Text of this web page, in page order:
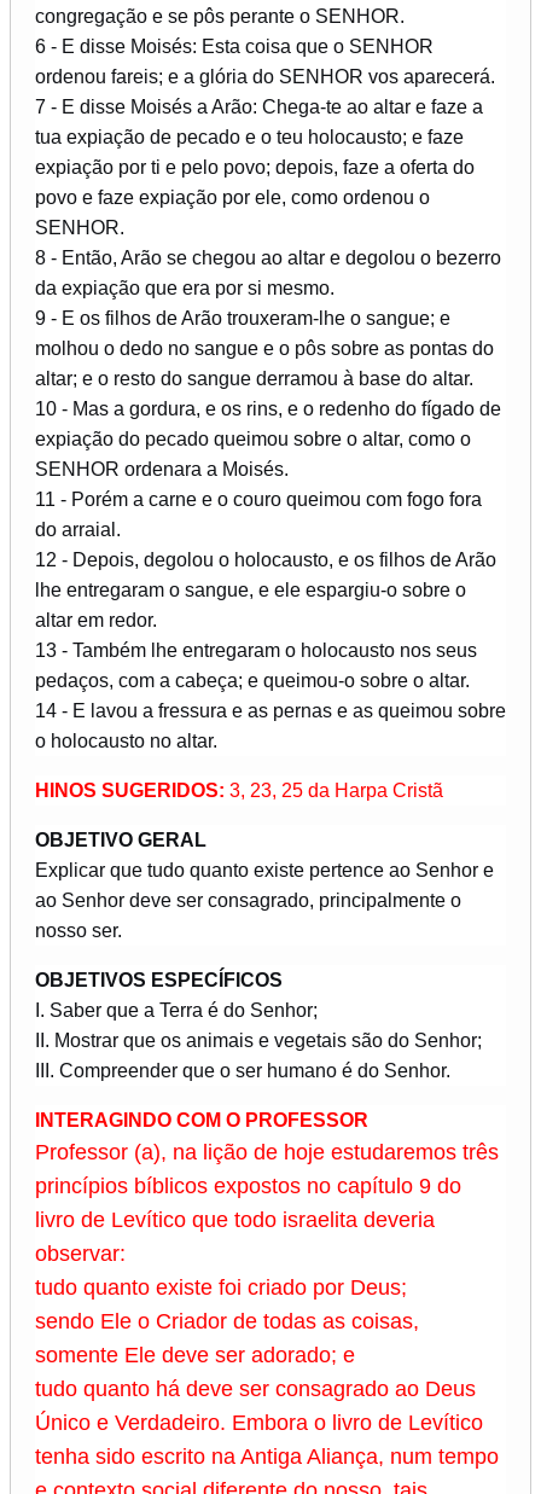
congregação e se pôs perante o SENHOR.
6 - E disse Moisés: Esta coisa que o SENHOR
ordenou fareis; e a glória do SENHOR vos aparecerá.
7 - E disse Moisés a Arão: Chega-te ao altar e faze a
tua expiação de pecado e o teu holocausto; e faze
expiação por ti e pelo povo; depois, faze a oferta do
povo e faze expiação por ele, como ordenou o
SENHOR.
8 - Então, Arão se chegou ao altar e degolou o bezerro
da expiação que era por si mesmo.
9 - E os filhos de Arão trouxeram-lhe o sangue; e
molhou o dedo no sangue e o pôs sobre as pontas do
altar; e o resto do sangue derramou à base do altar.
10 - Mas a gordura, e os rins, e o redenho do fígado de
expiação do pecado queimou sobre o altar, como o
SENHOR ordenara a Moisés.
11 - Porém a carne e o couro queimou com fogo fora
do arraial.
12 - Depois, degolou o holocausto, e os filhos de Arão
lhe entregaram o sangue, e ele espargiu-o sobre o
altar em redor.
13 - Também lhe entregaram o holocausto nos seus
pedaços, com a cabeça; e queimou-o sobre o altar.
14 - E lavou a fressura e as pernas e as queimou sobre
o holocausto no altar.
HINOS SUGERIDOS: 3, 23, 25 da Harpa Cristã
OBJETIVO GERAL
Explicar que tudo quanto existe pertence ao Senhor e
ao Senhor deve ser consagrado, principalmente o
nosso ser.
OBJETIVOS ESPECÍFICOS
I. Saber que a Terra é do Senhor;
II. Mostrar que os animais e vegetais são do Senhor;
III. Compreender que o ser humano é do Senhor.
INTERAGINDO COM O PROFESSOR
Professor (a), na lição de hoje estudaremos três
princípios bíblicos expostos no capítulo 9 do
livro de Levítico que todo israelita deveria
observar:
tudo quanto existe foi criado por Deus;
sendo Ele o Criador de todas as coisas,
somente Ele deve ser adorado; e
tudo quanto há deve ser consagrado ao Deus
Único e Verdadeiro. Embora o livro de Levítico
tenha sido escrito na Antiga Aliança, num tempo